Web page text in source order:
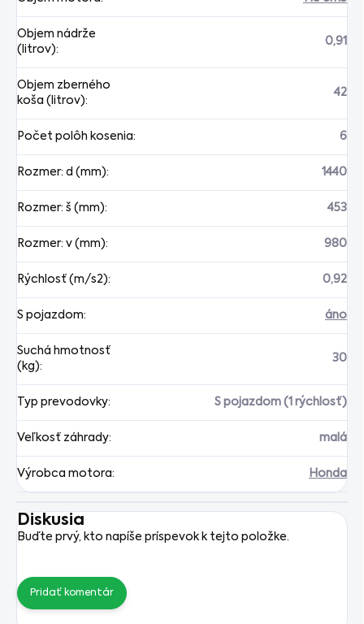
Objem nádrže
(litrov):
0,91
Objem zberného
koša (litrov):
42
Počet polôh kosenia: 6
Rozmer: d (mm): 1440
Rozmer: š (mm): 453
Rozmer: v (mm): 980
Rýchlosť (m/s2): 0,92
S pojazdom: áno
Suchá hmotnosť
(kg):
30
Typ prevodovky: S pojazdom (1 rýchlosť)
Veľkosť záhrady: malá
Výrobca motora: Honda
Diskusia
Buďte prvý, kto napíše príspevok k tejto položke.
Pridať komentár